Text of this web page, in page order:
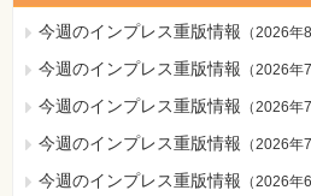
今週のインプレス重版情報 （2026年
今週のインプレス重版情報 （2026年
今週のインプレス重版情報 （2026年
今週のインプレス重版情報 （2026年
今週のインプレス重版情報 （2026年